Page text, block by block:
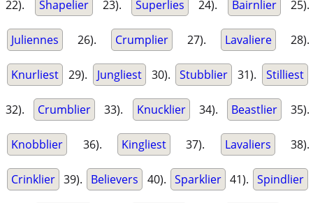
22). Shapelier 23). Superlies 24). Bairnlier 25).
Juliennes 26). Crumplier 27). Lavaliere 28).
Knurliest 29). Jungliest 30). Stubblier 31). Stilliest
32). Crumblier 33). Knucklier 34). Beastlier 35).
Knobblier 36). Kingliest 37). Lavaliers 38).
Crinklier 39). Believers 40). Sparklier 41). Spindlier